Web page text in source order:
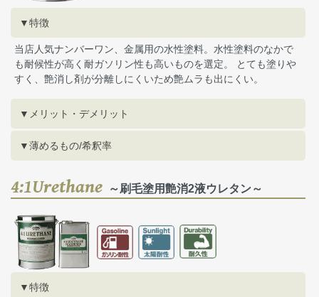
▼特徴
当店人気ナンバーワン、金属用の水性塗料。水性塗料のなかで
も耐候性が高く耐ガソリン性も高いものを選定。 とても塗りや
すく、艶消し剤が分離しにくいため艶ムラも出にくい。
▼メリット・デメリット
▼薄めるもの/希釈率
4:1Urethane ～刷毛塗用艶消2液ウレタン～
▼特徴